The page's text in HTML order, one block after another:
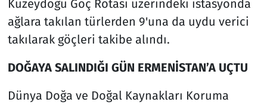
Kuzeydoğu Göç Rotası üzerindeki istasyonda
ağlara takılan türlerden 9'una da uydu verici
takılarak göçleri takibe alındı.
DOĞAYA SALINDIĞI GÜN ERMENİSTAN’A UÇTU
Dünya Doğa ve Doğal Kaynakları Koruma